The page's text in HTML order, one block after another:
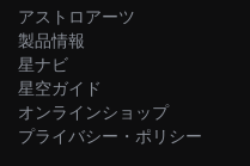
アストロアーツ
製品情報
星ナビ
星空ガイド
オンラインショップ
プライバシー・ポリシー